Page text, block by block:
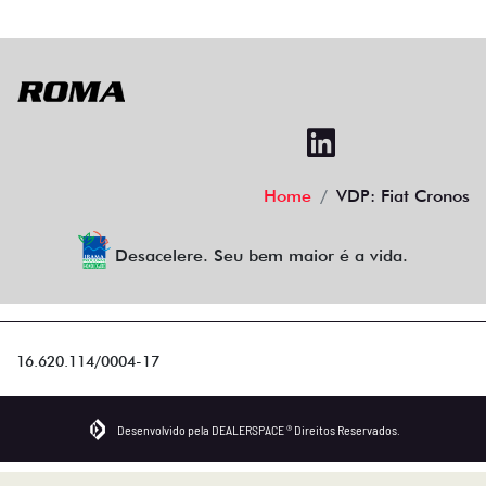
Home VDP: Fiat Cronos
Desacelere. Seu bem maior é a vida.
16.620.114/0004-17
Desenvolvido pela DEALERSPACE ® Direitos Reservados.